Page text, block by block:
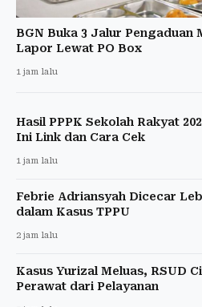
BGN Buka 3 Jalur Pengaduan
Lapor Lewat PO Box
1 jam lalu
Hasil PPPK Sekolah Rakyat
Ini Link dan Cara Cek
1 jam lalu
Febrie Adriansyah Dicecar
dalam Kasus TPPU
2 jam lalu
Kasus Yurizal Meluas, RSUD
Perawat dari Pelayanan